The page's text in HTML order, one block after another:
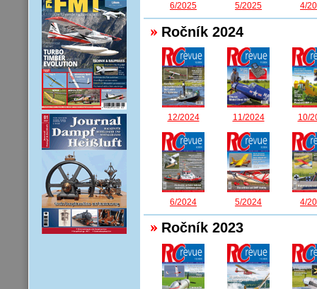
6/2025 5/2025 4/
Ročník 2024
12/2024 11/2024 10/
6/2024 5/2024 4/
Ročník 2023